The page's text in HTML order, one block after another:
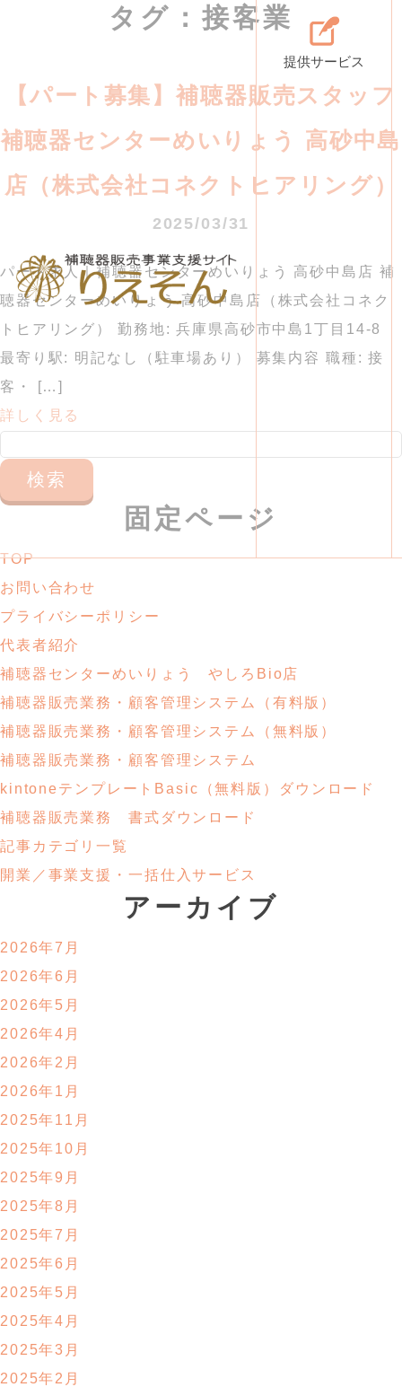
提供サービス
タグ：接客業
【パート募集】補聴器販売スタッフ
補聴器センターめいりょう 高砂中島
店（株式会社コネクトヒアリング）
2025/03/31
パート求人｜補聴器センターめいりょう 高砂中島店 補
聴器センターめいりょう 高砂中島店（株式会社コネク
トヒアリング） 勤務地: 兵庫県高砂市中島1丁目14-8
最寄り駅: 明記なし（駐車場あり） 募集内容 職種: 接
客・ […]
詳しく見る
固定ページ
TOP
お問い合わせ
プライバシーポリシー
代表者紹介
補聴器センターめいりょう やしろBio店
補聴器販売業務・ 顧客管理システム
（有料版）
補聴器販売業務・ 顧客管理システム
（無料版）
補聴器販売業務・顧客管理システム
kintoneテンプレートBasic （無料版）ダウンロード
補聴器販売業務
書式ダウンロード
記事カテゴリ一覧
開業／事業支援・ 一括仕入サービス
アーカイブ
2026年7月
2026年6月
2026年5月
2026年4月
2026年2月
2026年1月
2025年11月
2025年10月
2025年9月
2025年8月
2025年7月
2025年6月
2025年5月
2025年4月
2025年3月
2025年2月